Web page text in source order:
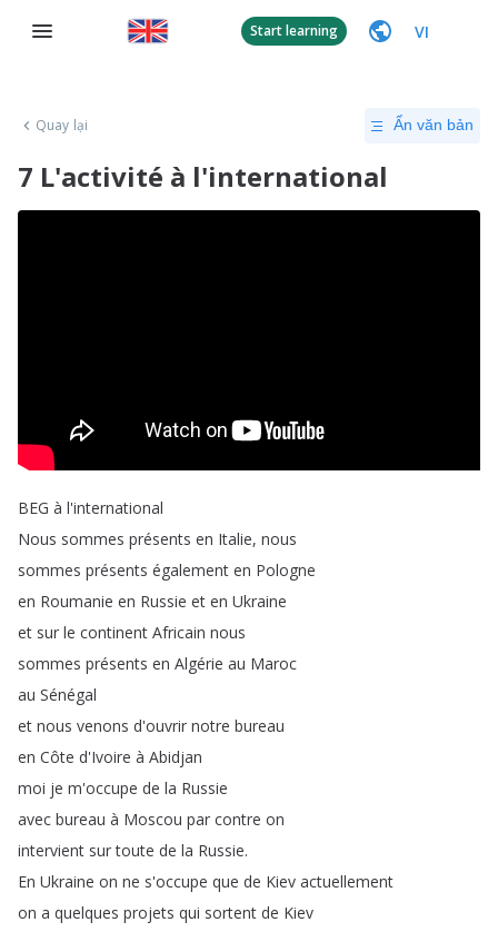
Start learning VI
Quay lại Ẩn văn bản
7 L'activité à l'international
BEG à l'international
Nous sommes présents en Italie, nous
sommes présents également en Pologne
en Roumanie en Russie et en Ukraine
et sur le continent Africain nous
sommes présents en Algérie au Maroc
au Sénégal
et nous venons d'ouvrir notre bureau
en Côte d'Ivoire à Abidjan
moi je m'occupe de la Russie
avec bureau à Moscou par contre on
intervient sur toute de la Russie.
En Ukraine on ne s'occupe que de Kiev actuellement
on a quelques projets qui sortent de Kiev